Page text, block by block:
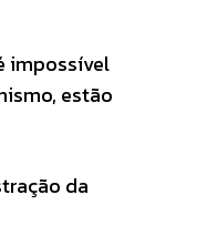
impossível
estão
da